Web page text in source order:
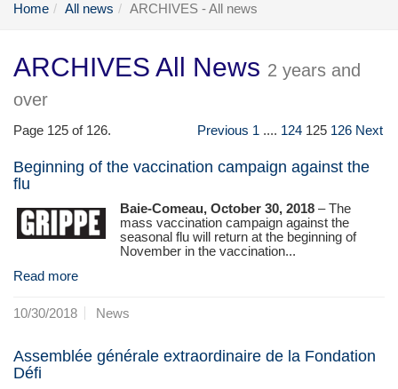
Home All news ARCHIVES - All news
ARCHIVES All News 2 years and
over
Page 125 of 126. Previous 1 .... 124 125 126 Next
Beginning of the vaccination campaign against the
flu
Baie-Comeau, October 30, 2018 – The
mass vaccination campaign against the
seasonal flu will return at the beginning of
November in the vaccination...
Read more
10/30/2018 News
Assemblée générale extraordinaire de la Fondation
Défi